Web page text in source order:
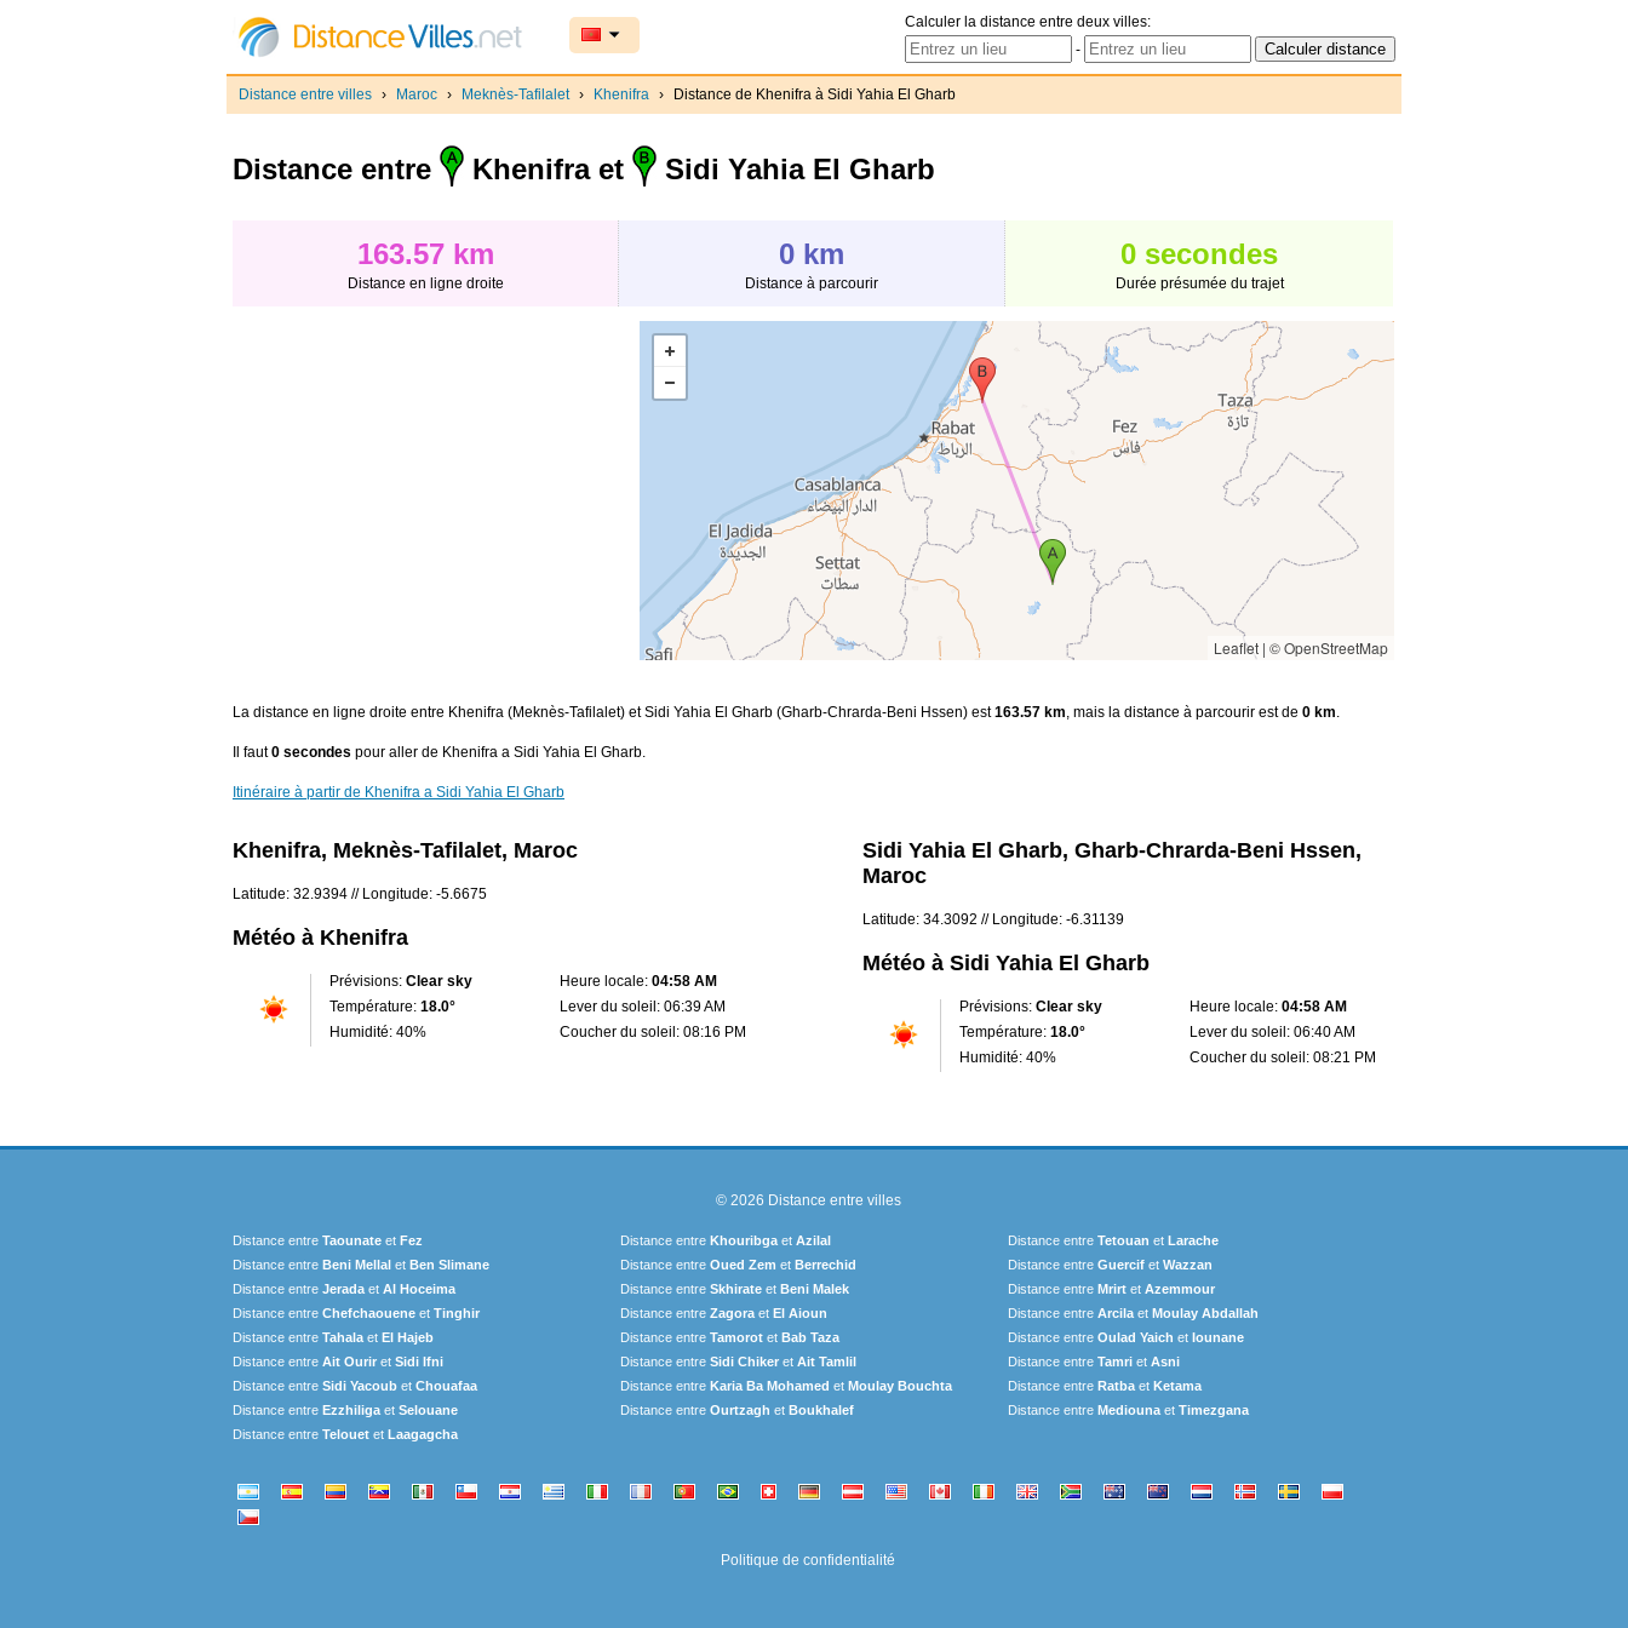
Calculer la distance entre deux villes:
-
Distance entre villes › Maroc › Meknès-Tafilalet › Khenifra › Distance de Khenifra à Sidi Yahia El Gharb
Distance entre Khenifra et Sidi Yahia El Gharb
163.57 km
Distance en ligne droite
0 km
Distance à parcourir
0 secondes
Durée présumée du trajet
Leaflet | © OpenStreetMap
La distance en ligne droite entre Khenifra (Meknès-Tafilalet) et Sidi Yahia El Gharb (Gharb-Chrarda-Beni Hssen) est163.57 km, mais la distance à parcourir est de 0 km.
Il faut0 secondes pour aller de Khenifra a Sidi Yahia El Gharb.
Itinéraire à partir de Khenifra a Sidi Yahia El Gharb
Khenifra, Meknès-Tafilalet, Maroc
Latitude: 32.9394 // Longitude: -5.6675
Météo à Khenifra
Prévisions: Clear sky
Température: 18.0°
Humidité: 40%
Heure locale: 04:58 AM
Lever du soleil: 06:39 AM
Coucher du soleil: 08:16 PM
Sidi Yahia El Gharb, Gharb-Chrarda-Beni Hssen,
Maroc
Latitude: 34.3092 // Longitude: -6.31139
Météo à Sidi Yahia El Gharb
Prévisions: Clear sky
Température: 18.0°
Humidité: 40%
Heure locale: 04:58 AM
Lever du soleil: 06:40 AM
Coucher du soleil: 08:21 PM
© 2026 Distance entre villes
Distance entre Taounate et Fez Distance entre Khouribga et Azilal Distance entre Tetouan et Larache
Distance entre Beni Mellal et Ben Slimane Distance entre Oued Zem et Berrechid Distance entre Guercif et Wazzan
Distance entre Jerada et Al Hoceima Distance entre Skhirate et Beni Malek Distance entre Mrirt et Azemmour
Distance entre Chefchaouene et Tinghir Distance entre Zagora et El Aioun Distance entre Arcila et Moulay Abdallah
Distance entre Tahala et El Hajeb Distance entre Tamorot et Bab Taza Distance entre Oulad Yaich et Iounane
Distance entre Ait Ourir et Sidi Ifni Distance entre Sidi Chiker et Ait Tamlil Distance entre Tamri et Asni
Distance entre Sidi Yacoub et Chouafaa Distance entre Karia Ba Mohamed et Moulay Bouchta Distance entre Ratba et Ketama
Distance entre Ezzhiliga et Selouane Distance entre Ourtzagh et Boukhalef Distance entre Mediouna et Timezgana
Distance entre Telouet et Laagagcha
Politique de confidentialité